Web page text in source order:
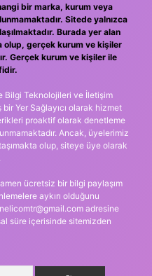
bir marka, kurum veya
Sitede yalnızca
Burada yer alan
olup, gerçek kurum ve kişiler
Gerçek kurum ve kişiler ile
Bilgi Teknolojileri ve İletişim
Yer Sağlayıcı olarak hizmet
proaktif olarak denetleme
Ancak, üyelerimiz
olup, siteye üye olarak
ücretsiz bir bilgi paylaşım
aykırı olduğunu
adresine
süre içerisinde sitemizden